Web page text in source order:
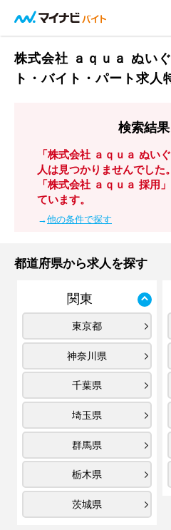
株式会社 ａｑｕａ ぬい
ト・バイト・パート求人
検索結果
「株式会社 ａｑｕａ ぬい
人は見つかりませんでした。
「株式会社 ａｑｕａ 採用
ています。
→他の条件で探す
都道府県から求人を探す
関東
東京都
神奈川県
千葉県
埼玉県
群馬県
栃木県
茨城県